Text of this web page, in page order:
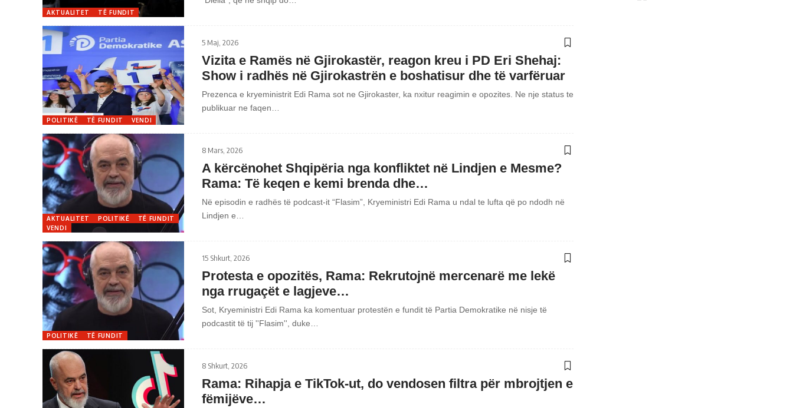
AKTUALITET TË FUNDIT
POLITIKË TË FUNDIT VENDI
5 Maj, 2026
Vizita e Ramës në Gjirokastër, reagon kreu i PD Eri Shehaj:
Show i radhës në Gjirokastrën e boshatisur dhe të varfëruar
Prezenca e kryeministrit Edi Rama sot ne Gjirokaster, ka nxitur reagimin e opozites. Ne nje status te
publikuar ne faqen…
AKTUALITET POLITIKË
TË FUNDIT
VENDI
8 Mars, 2026
A kërcënohet Shqipëria nga konfliktet në Lindjen e Mesme?
Rama: Të keqen e kemi brenda dhe…
Në episodin e radhës të podcast-it “Flasim”, Kryeministri Edi Rama u ndal te lufta që po ndodh në
Lindjen e…
POLITIKË TË FUNDIT
15 Shkurt, 2026
Protesta e opozitës, Rama: Rekrutojnë mercenarë me lekë
nga rrugaçët e lagjeve…
Sot, Kryeministri Edi Rama ka komentuar protestën e fundit të Partia Demokratike në nisje të
podcastit të tij ''Flasim'', duke…
8 Shkurt, 2026
Rama: Rihapja e TikTok-ut, do vendosen filtra për mbrojtjen e
fëmijëve…